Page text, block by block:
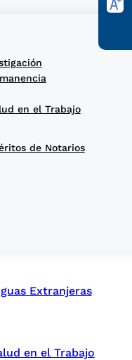
en el Trabajo
de Notarios
Extranjeras
en el Trabajo